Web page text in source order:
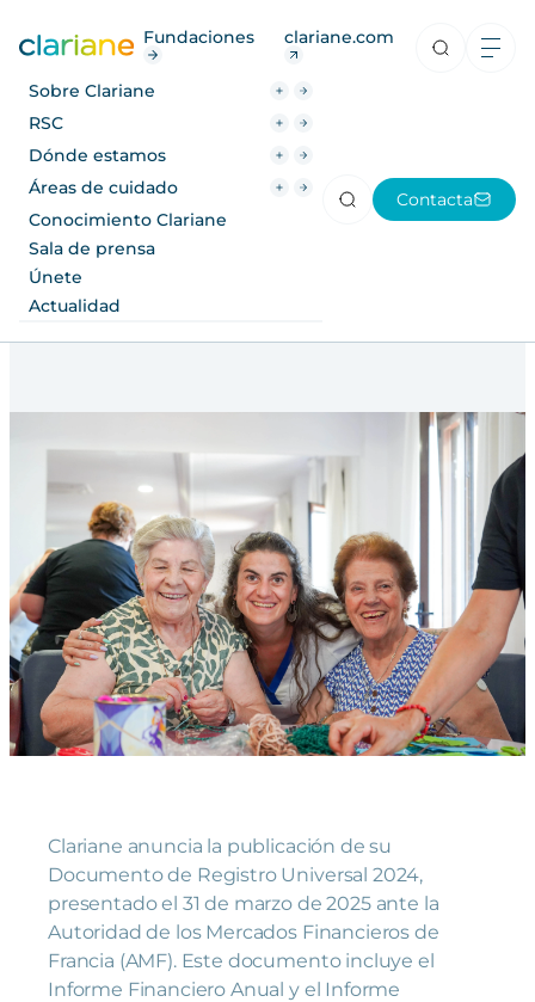
Fundaciones clariane.com
Sobre Clariane
RSC
Dónde estamos
Áreas de cuidado
Conocimiento Clariane
Sala de prensa
Únete
Actualidad
Contacta
Dónde estamos
Áreas de cuidado
Conocimiento Clariane
Sala de prensa
Únete
Actualidad
Clariane Group News
Clariane publica su Documento
de Registro Universal 2024
Clariane anuncia la publicación de su
Documento de Registro Universal 2024,
presentado el 31 de marzo de 2025 ante la
Autoridad de los Mercados Financieros de
Francia (AMF). Este documento incluye el
Informe Financiero Anual y el Informe